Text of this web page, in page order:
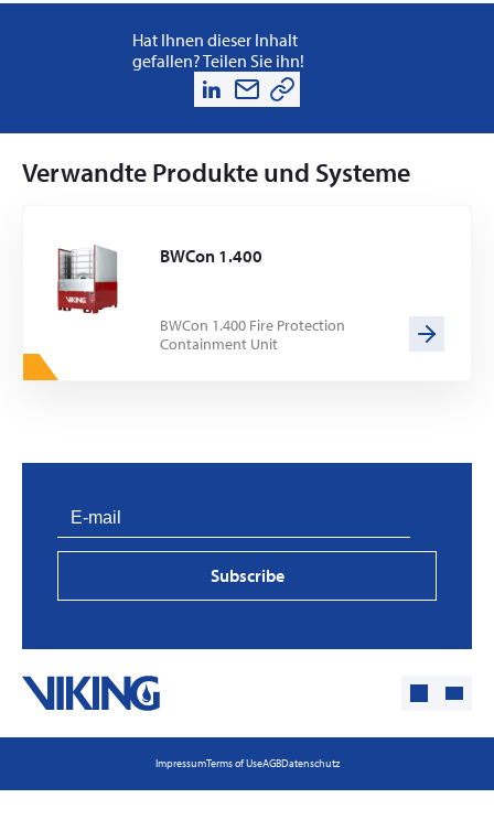
Hat Ihnen dieser Inhalt
gefallen? Teilen Sie ihn!
Verwandte Produkte und Systeme
BWCon 1.400
BWCon 1.400 Fire Protection
Containment Unit
Subscribe
ImpressumTerms of UseAGBDatenschutz